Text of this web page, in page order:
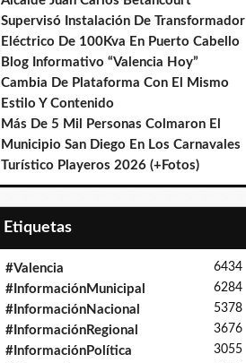
Supervisó Instalación De Transformador
Eléctrico De 100Kva En Puerto Cabello
Blog Informativo “Valencia Hoy”
Cambia De Plataforma Con El Mismo
Estilo Y Contenido
Más De 5 Mil Personas Colmaron El
Municipio San Diego En Los Carnavales
Turístico Playeros 2026 (+Fotos)
Etiquetas
#Valencia 6434
#InformaciónMunicipal 6284
#InformaciónNacional 5378
#InformaciónRegional 3676
#InformaciónPolítica 3055